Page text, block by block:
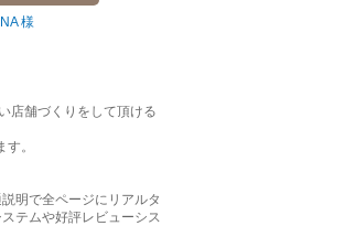
様
店舗づくりをして頂ける
。
明で全ページにリアルタ
テムや好評レビューシス